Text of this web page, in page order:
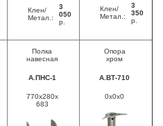
Клен/
Метал.:
3
050
р.
Клен/
Метал.:
3
350
р.
Полка
навесная
А.ПНС-1
770x280x
683
Опора
хром
А.ВТ-710
0x0x0